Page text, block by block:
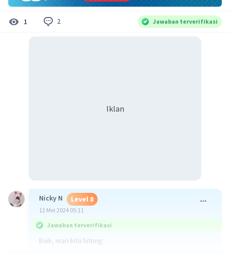
1 2 Jawaban terverifikasi
Iklan
Nicky N Level 8
12 Mei 2024 05:11
Jawaban terverifikasi
Baik, mari kita hitung: